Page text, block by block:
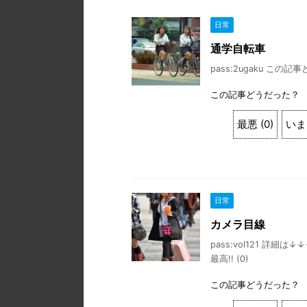
日常
通学自転車
pass:2ugaku この記事
この記事どうだった？
最悪 (0) い
日常
カメラ目線
pass:vol121 詳細は
最高!! (0)
この記事どうだった？